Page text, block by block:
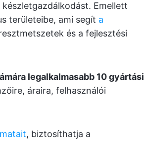
Emellett
területeibe, ami segít a
és a fejlesztési
legalkalmasabb 10 gyártási
áraira, felhasználói
, biztosíthatja a